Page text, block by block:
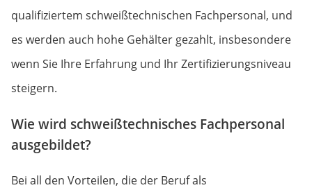
qualifiziertem schweißtechnischen Fachpersonal, und
es werden auch hohe Gehälter gezahlt, insbesondere
wenn Sie Ihre Erfahrung und Ihr Zertifizierungsniveau
steigern.
Wie wird schweißtechnisches Fachpersonal
ausgebildet?
Bei all den Vorteilen, die der Beruf als